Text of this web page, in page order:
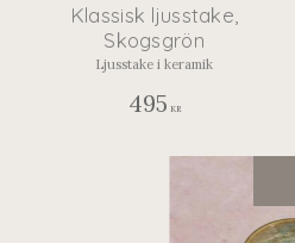
Klassisk ljusstake,
Skogsgrön
Ljusstake i keramik
495 KR